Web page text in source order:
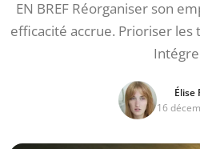
EN BREF Réorganiser son
efficacité accrue. Prioriser les
Élise
16